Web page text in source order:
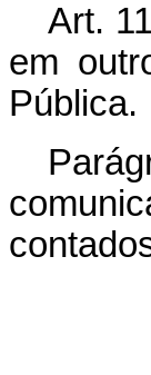
Art.
em
Pública.